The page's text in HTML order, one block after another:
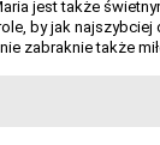
jest także
by jak
zabraknie także